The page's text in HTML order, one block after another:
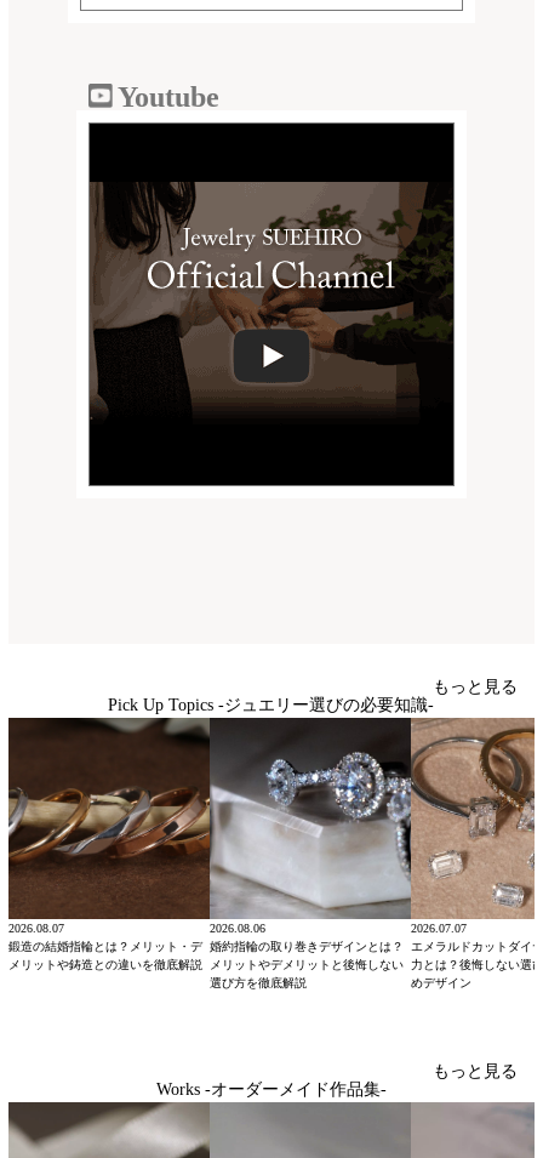
Youtube
Pick Up Topics -ジュエリー選びの必要知識-
もっと見る
2026.08.07
鍛造の結婚指輪とは？メリット・デ
メリットや鋳造との違いを徹底解説
2026.08.06
婚約指輪の取り巻きデザインとは？
メリットやデメリットと後悔しない
選び方を徹底解説
2026.07.07
エメラルドカットダイ
力とは？後悔しない選
めデザイン
Works -オーダーメイド作品集-
もっと見る